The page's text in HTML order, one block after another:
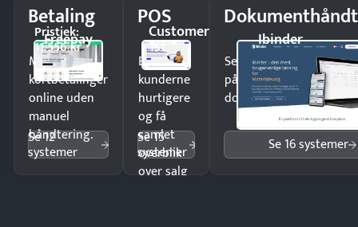
Betaling
Freepay
Pristjek:
11.556 kr
Modtag
kortbetalinger
online uden
manuel
håndtering.
Se 12
systemer
POS
Customer
1st
Ekspedér
kunderne
hurtigere
og få
samlet
overblik
over salg
Se 15
systemer
Ibinder
Send kontrakter til
på minutter og mist
dokumenter.
Se 16 systemer